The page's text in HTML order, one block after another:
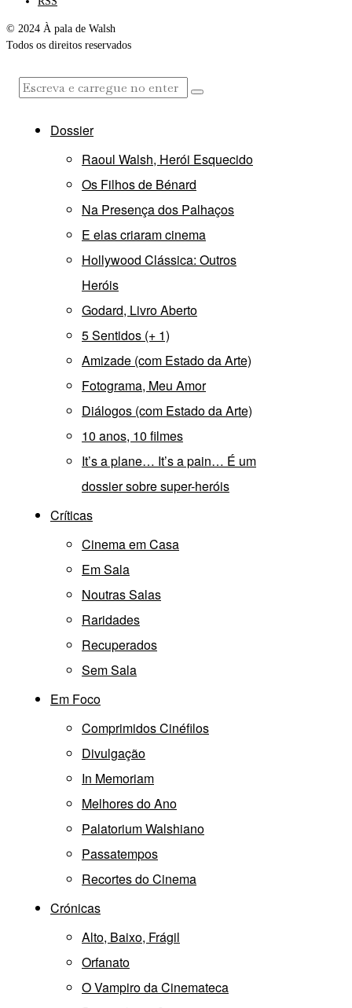
© 2024 À pala de Walsh
Todos os direitos reservados
Dossier
Raoul Walsh, Herói Esquecido
Os Filhos de Bénard
Na Presença dos Palhaços
E elas criaram cinema
Hollywood Clássica: Outros
Heróis
Godard, Livro Aberto
5 Sentidos (+ 1)
Amizade (com Estado da Arte)
Fotograma, Meu Amor
Diálogos (com Estado da Arte)
10 anos, 10 filmes
It’s a plane… It’s a pain… É um
dossier sobre super-heróis
Críticas
Cinema em Casa
Em Sala
Noutras Salas
Raridades
Recuperados
Sem Sala
Em Foco
Comprimidos Cinéfilos
Divulgação
In Memoriam
Melhores do Ano
Palatorium Walshiano
Passatempos
Recortes do Cinema
Crónicas
Alto, Baixo, Frágil
Orfanato
O Vampiro da Cinemateca